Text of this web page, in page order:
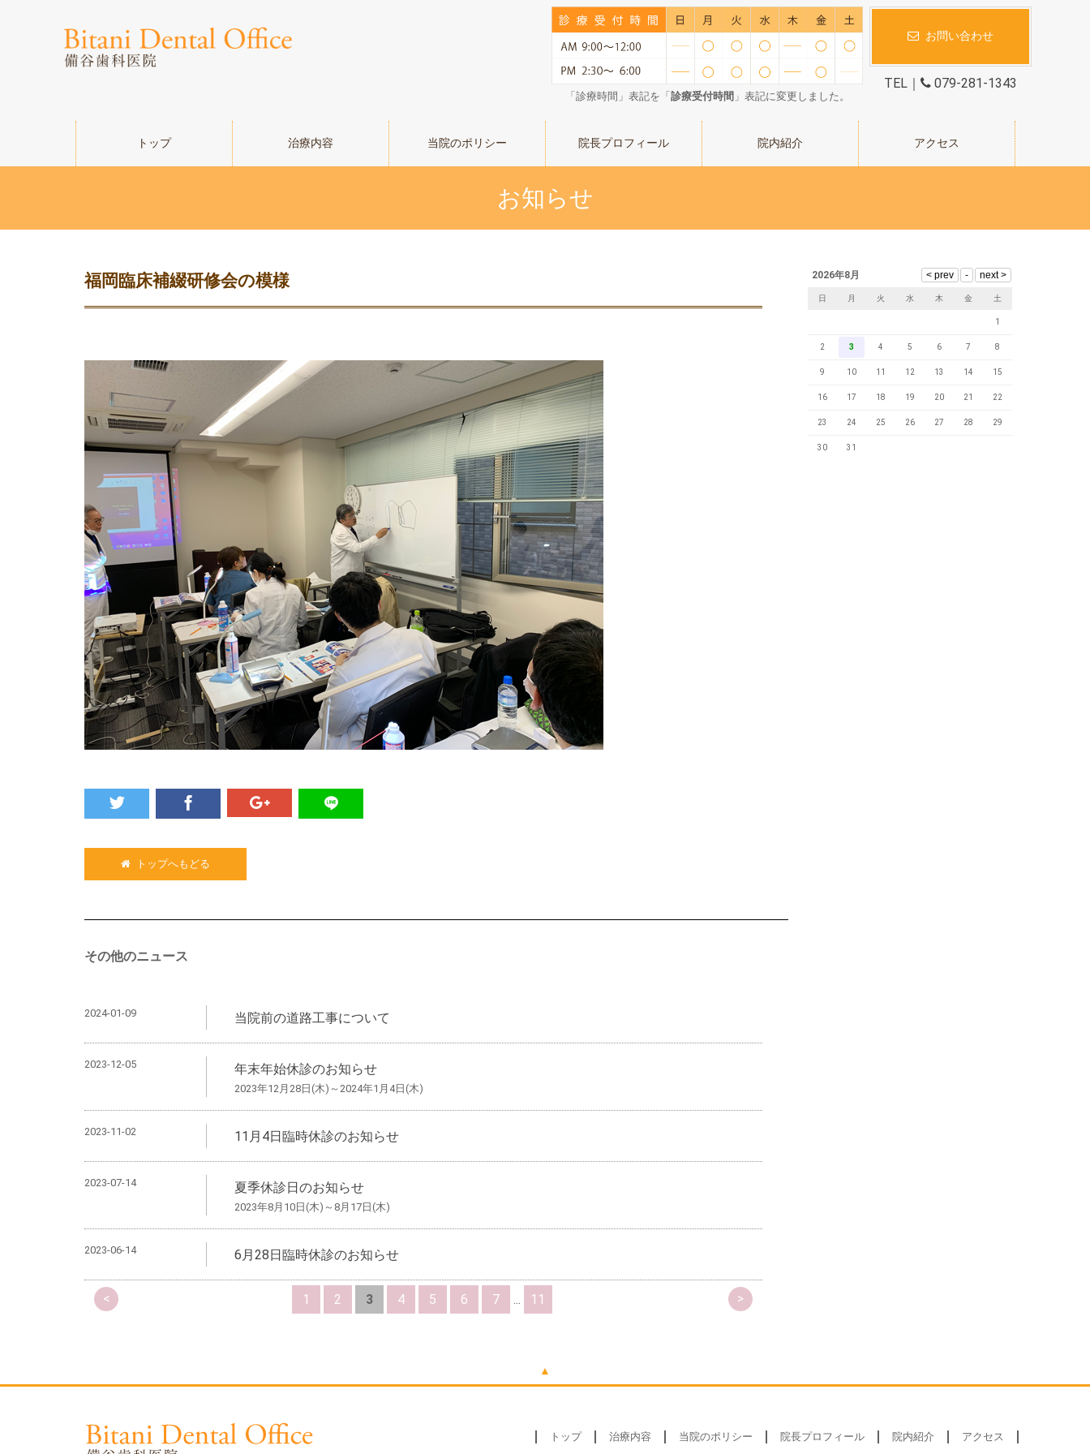
「診療時間」表記を「 診療受付時間 」表記に変更しました。
お問い合わせ
TEL｜ 079-281-1343
トップ 治療内容 当院のポリシー 院長プロフィール 院内紹介 アクセス
お知らせ
福岡臨床補綴研修会の模様
トップへもどる
その他のニュース
2024-01-09 当院前の道路工事について
2023-12-05 年末年始休診のお知らせ
2023年12月28日(木)～2024年1月4日(木)
2023-11-02 11月4日臨時休診のお知らせ
2023-07-14 夏季休診日のお知らせ
2023年8月10日(木)～8月17日(木)
2023-06-14 6月28日臨時休診のお知らせ
< 1 2 3 4 5 6 7 ... 11 >
2026年8月
日 月 火 水 木 金 土
1
2 3 4 5 6 7 8
9 10 11 12 13 14 15
16 17 18 19 20 21 22
23 24 25 26 27 28 29
30 31
▲
トップ 治療内容 当院のポリシー 院長プロフィール 院内紹介 アクセス